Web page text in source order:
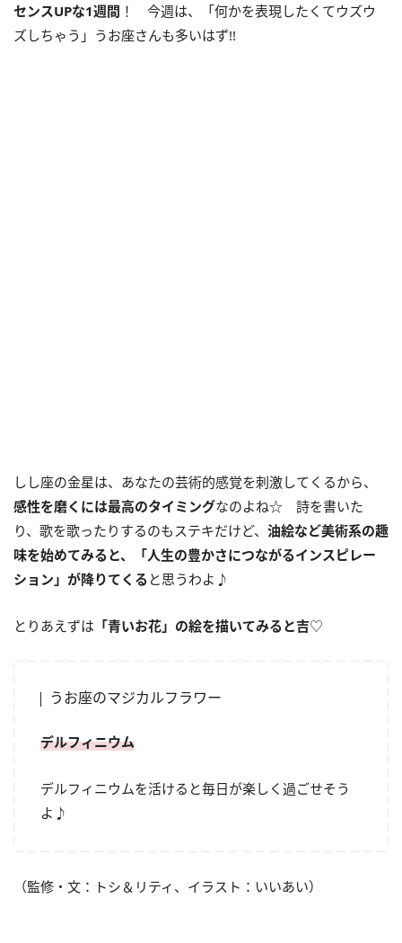
センスUPな1週間 ！ 今週は、「何かを表現したくてウズウ
ズしちゃう」うお座さんも多いはず!!
しし座の金星は、あなたの芸術的感覚を刺激してくるから、
感性を磨くには最高のタイミングなのよね☆ 詩を書いた
り、歌を歌ったりするのもステキだけど、 油絵など美術系の趣
味を始めてみると、「人生の豊かさにつながるインスピレー
ション」が降りてくる と思うわよ♪
とりあえずは 「青いお花」の絵を描いてみると吉♡
うお座のマジカルフラワー
デルフィニウム
デルフィニウムを活けると毎日が楽しく過ごせそう
よ♪
（監修・文：トシ＆リティ、イラスト：いいあい）